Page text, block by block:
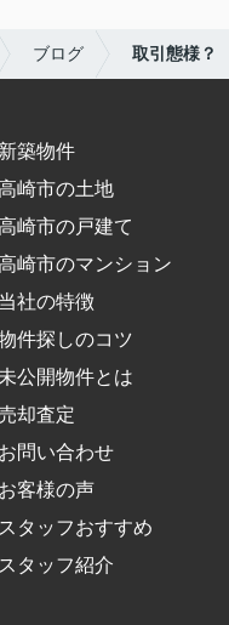
ブログ 取引態様？
新築物件
崎市の土地
崎市の戸建て
崎市のマンション
当社の特徴
件探しのコツ
公開物件とは
却査定
お問い合わせ
お客様の声
スタッフおすすめ
スタッフ紹介